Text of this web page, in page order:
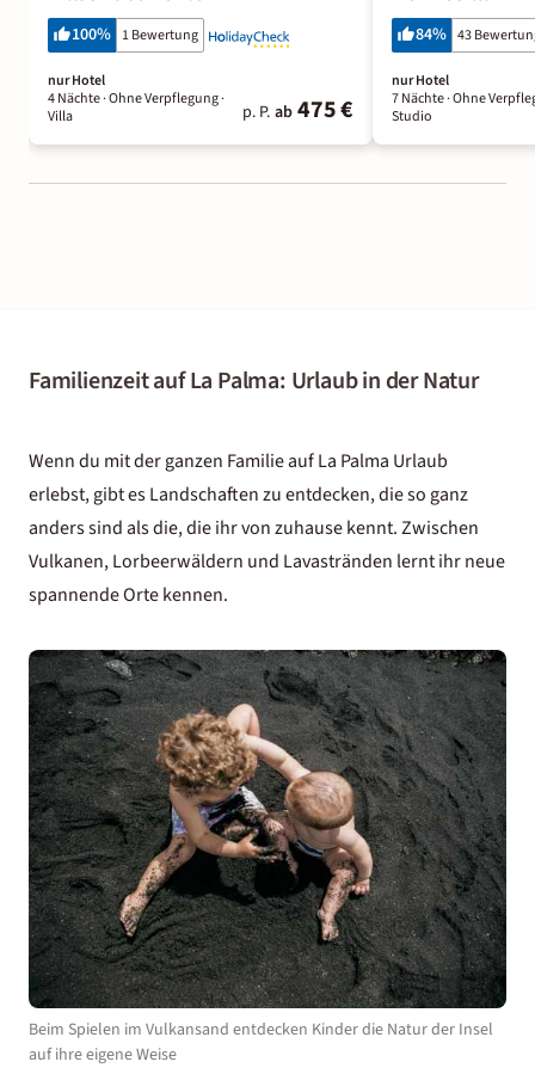
100% 1 Bewertung
nur Hotel
4 Nächte· Ohne Verpflegung·
Villa
p. P. ab 475 €
84% 43
nur Hotel
7 Nächte· Ohne
Studio
Familienzeit auf La Palma: Urlaub in der Natur
Wenn du mit der ganzen Familie auf La Palma Urlaub
erlebst, gibt es Landschaften zu entdecken, die so ganz
anders sind als die, die ihr von zuhause kennt. Zwischen
Vulkanen, Lorbeerwäldern und Lavastränden lernt ihr neue
spannende Orte kennen.
Beim Spielen im Vulkansand entdecken Kinder die Natur der Insel
auf ihre eigene Weise